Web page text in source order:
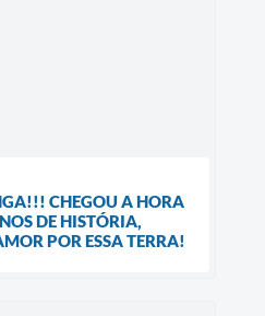
CHEGOU A HORA
DE HISTÓRIA,
POR ESSA TERRA!